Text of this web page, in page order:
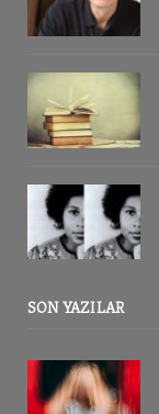
SON YAZILAR